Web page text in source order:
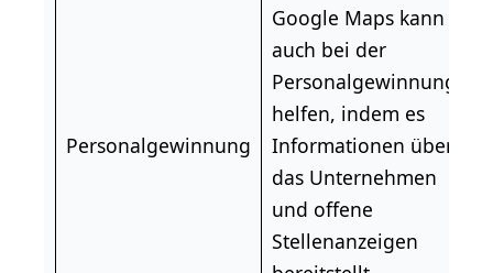
Personalgewinnung
Google Maps kann
auch bei der
Personalgewinnung
helfen, indem es
Informationen über
das Unternehmen
und offene
Stellenanzeigen